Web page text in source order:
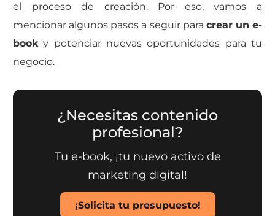
el proceso de creación. Por eso, vamos a
mencionar algunos pasos a seguir para crear un e-
booky potenciar nuevas oportunidades para tu
negocio.
¿Necesitas contenido
profesional?
Tu e-book, ¡tu nuevo activo de
marketing digital!
¡Solicita tu presupuesto!